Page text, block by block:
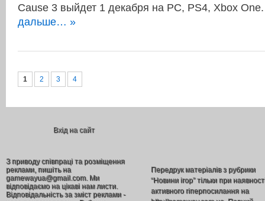
Cause 3 выйдет 1 декабря на PC, PS4, Xbox
дальше… »
1 2 3 4
Вхід на сайт
З приводу співпраці та розміщення
реклами, пишіть на
gamewayua@gmail.com. Ми
відповідаємо на цікаві нам листи.
Відповідальність за зміст реклами -
Передрук матеріалів з рубрики
“Новини ігор” тільки при
активного гіперпосилання на